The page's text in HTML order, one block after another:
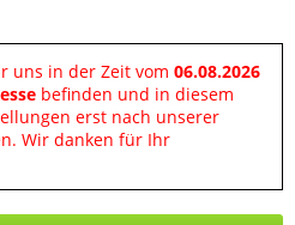
uns in der Zeit vom 06.08.2026
befinden und in diesem
erst nach unserer
Wir danken für Ihr